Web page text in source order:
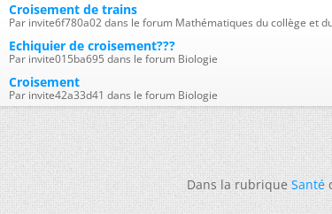
Croisement de trains
Par invite6f780a02 dans le forum Mathématiques du collège et
Echiquier de croisement???
Par invite015ba695 dans le forum Biologie
Croisement
Par invite42a33d41 dans le forum Biologie
Dans la rubriqueSanté